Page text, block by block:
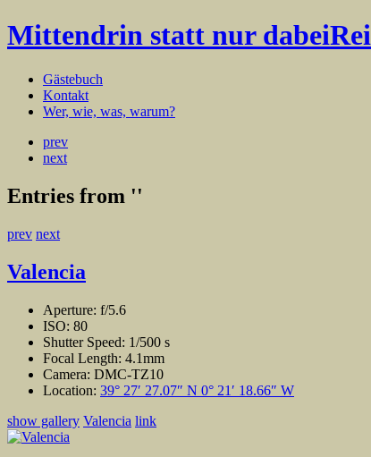
Mittendrin statt nur dabei
Gästebuch
Kontakt
Wer, wie, was, warum?
prev
next
Entries from ''
prev next
Valencia
Aperture: f/5.6
ISO: 80
Shutter Speed: 1/500 s
Focal Length: 4.1mm
Camera: DMC-TZ10
Location: 39° 27′ 27.07″ N 0° 21′ 18.66″ W
show gallery Valencia link